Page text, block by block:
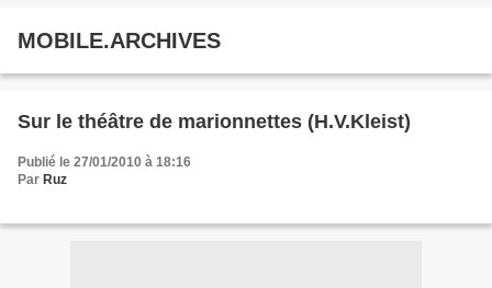
MOBILE.ARCHIVES
Sur le théâtre de marionnettes (H.V.Kleist)
Publié le 27/01/2010 à 18:16
Par Ruz